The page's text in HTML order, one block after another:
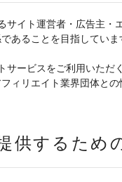
イト運営者・広告主・
あることを目指していま
サービスをご利用いた
ィリエイト業界団体と
供するため